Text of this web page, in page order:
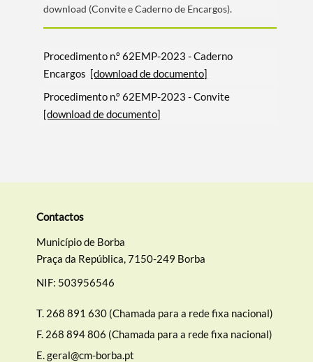
download (Convite e Caderno de Encargos).
Procedimento n.º 62EMP-2023 - Caderno
Encargos [download de documento]
Procedimento n.º 62EMP-2023 - Convite
[download de documento]
Contactos
Município de Borba
Praça da República, 7150-249 Borba
NIF: 503956546
T. 268 891 630 (Chamada para a rede fixa nacional)
F. 268 894 806 (Chamada para a rede fixa nacional)
E.geral@cm-borba.pt